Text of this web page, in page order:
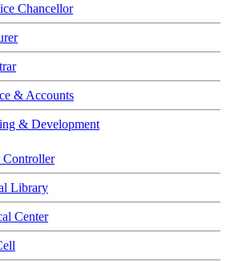
Chancellor
& Accounts
& Development
Controller
Library
Center